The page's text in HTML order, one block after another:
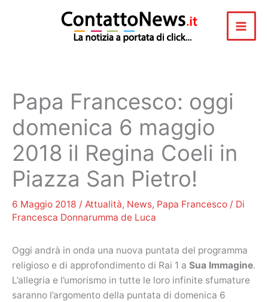
Papa Francesco: oggi
domenica 6 maggio
2018 il Regina Coeli in
Piazza San Pietro!
6 Maggio 2018 / Attualità, News, Papa Francesco / Di
Francesca Donnarumma de Luca
Oggi andrà in onda una nuova puntata del programma
religioso e di approfondimento di Rai 1 a Sua Immagine.
L’allegria e l’umorismo in tutte le loro infinite sfumature
saranno l’argomento della puntata di domenica 6